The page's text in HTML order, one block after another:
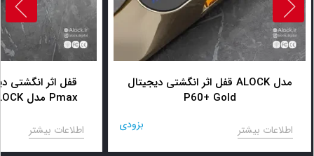
قفل اثر انگشتی دیجیتال ALOCK مدل
P60+ Gold
اطلاعات بیشتر بزودی
قفل اثر انگشتی
اطلاعات بیشتر